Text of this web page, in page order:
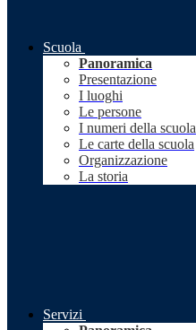
Scuola
Panoramica
Presentazione
I luoghi
Le persone
I numeri della scuola
Le carte della scuola
Organizzazione
La storia
Servizi